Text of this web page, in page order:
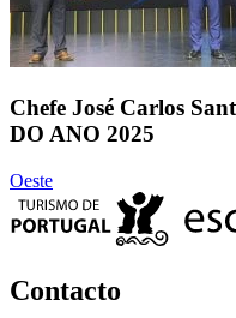
Chefe José Carlos
DO ANO 2025
Oeste
Contacto